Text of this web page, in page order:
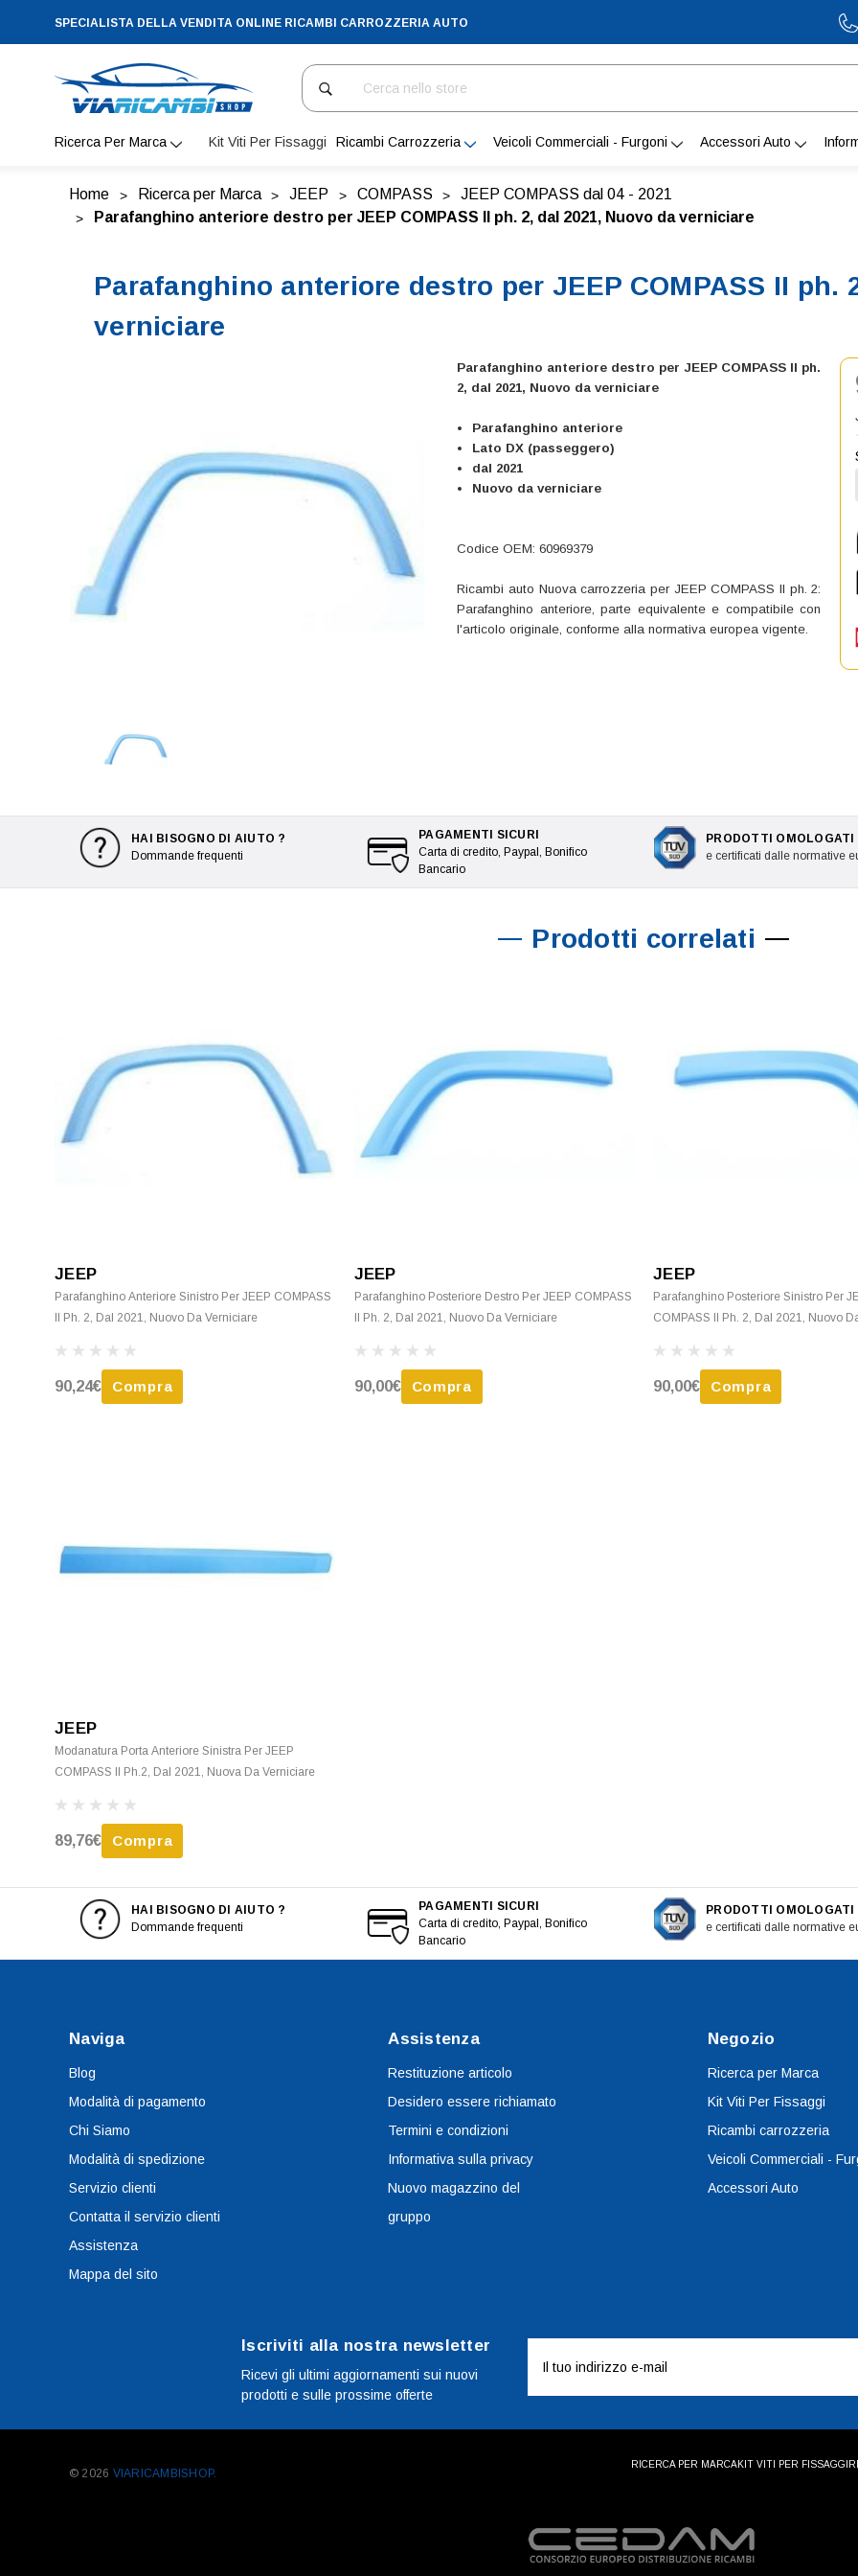
SPECIALISTA DELLA VENDITA ONLINE RICAMBI CARROZZERIA AUTO
Cerca
Ricerca Per Marca Kit Viti Per Fissaggi Ricambi Carrozzeria Veicoli Commerciali - Furgoni Accessori Auto
Home Ricerca per Marca JEEP COMPASS
JEEP COMPASS dal 04 - 2021
Parafanghino anteriore destro per JEEP COMPASS II ph. 2, dal 2021, Nuovo da verniciare
Parafanghino anteriore destro per JEEP COMPASS II ph.
verniciare
Parafanghino anteriore destro per JEEP COMPASS II ph.
2, dal 2021, Nuovo da verniciare
Parafanghino anteriore
Lato DX (passeggero)
dal 2021
Nuovo da verniciare
Codice OEM: 60969379
Ricambi auto Nuova carrozzeria per JEEP COMPASS II ph. 2:
Parafanghino anteriore, parte equivalente e compatibile con
l'articolo originale, conforme alla normativa europea vigente.
HAI BISOGNO DI AIUTO ?
Dommande frequenti
PAGAMENTI SICURI
Carta di credito, Paypal, Bonifico
Bancario
PRODOTTI OMOLOGATI
e certificati dalle normative
Prodotti correlati
JEEP
Parafanghino Anteriore Sinistro Per JEEP COMPASS
II Ph. 2, Dal 2021, Nuovo Da Verniciare
90,24€ Compra
JEEP
Parafanghino Posteriore Destro Per JEEP COMPASS
II Ph. 2, Dal 2021, Nuovo Da Verniciare
90,00€ Compra
JEEP
Parafanghino Posteriore Sinistro Per
COMPASS II Ph. 2, Dal 2021, Nuovo
90,00€ Compra
JEEP
Modanatura Porta Anteriore Sinistra Per JEEP
COMPASS II Ph.2, Dal 2021, Nuova Da Verniciare
89,76€ Compra
HAI BISOGNO DI AIUTO ?
Dommande frequenti
PAGAMENTI SICURI
Carta di credito, Paypal, Bonifico
Bancario
PRODOTTI OMOLOGATI
e certificati dalle normative
Naviga
Blog
Modalità di pagamento
Chi Siamo
Modalità di spedizione
Servizio clienti
Contatta il servizio clienti
Assistenza
Mappa del sito
Assistenza
Restituzione articolo
Desidero essere richiamato
Termini e condizioni
Informativa sulla privacy
Nuovo magazzino del
gruppo
Negozio
Ricerca per Marca
Kit Viti Per Fissaggi
Ricambi carrozzeria
Veicoli Commerciali -
Accessori Auto
Iscriviti alla nostra newsletter
Ricevi gli ultimi aggiornamenti sui nuovi
prodotti e sulle prossime offerte
mail
© 2026 VIARICAMBISHOP.
RICERCA PER MARCAKIT VITI PER FISSAGGI